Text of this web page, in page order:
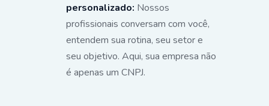
personalizado: Nossos
profissionais conversam com você,
entendem sua rotina, seu setor e
seu objetivo. Aqui, sua empresa não
é apenas um CNPJ.